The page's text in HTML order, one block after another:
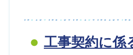
工事契約に係